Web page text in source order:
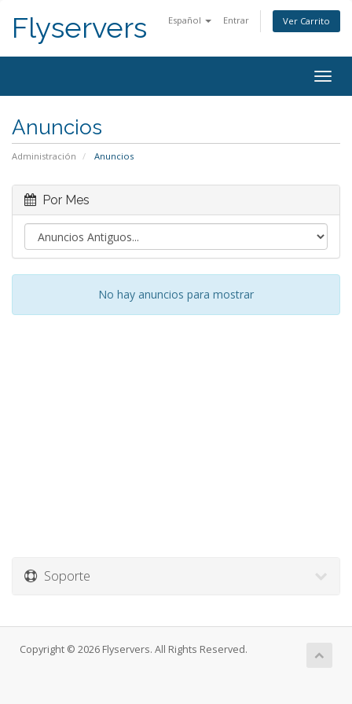
Español Entrar Ver Carrito
Flyservers
Anuncios
Administración Anuncios
Por Mes
No hay anuncios para mostrar
Soporte
Copyright © 2026 Flyservers. All Rights Reserved.